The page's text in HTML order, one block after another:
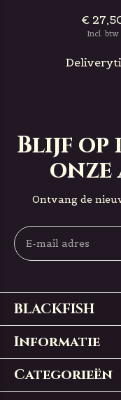
€
Incl. btw
Blijf op
Ontvang de
BLACKFISH
Informatie
Categorieën